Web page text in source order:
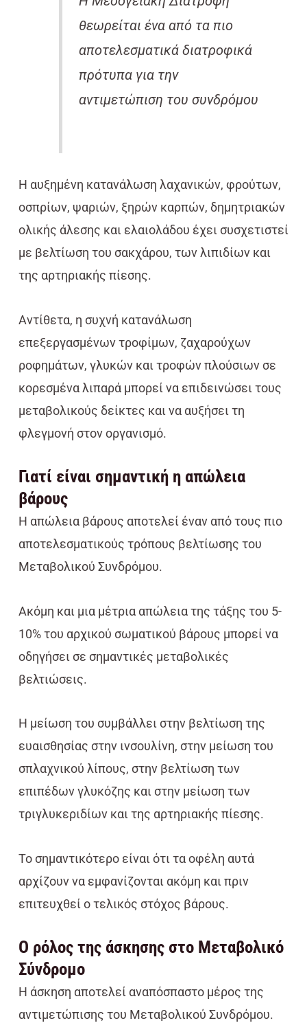
θεωρείται ένα από τα πιο
αποτελεσματικά διατροφικά
πρότυπα για την
αντιμετώπιση του συνδρόμου
Η αυξημένη κατανάλωση λαχανικών, φρούτων,
οσπρίων, ψαριών, ξηρών καρπών, δημητριακών
ολικής άλεσης και ελαιολάδου έχει συσχετιστεί
με βελτίωση του σακχάρου, των λιπιδίων και
της αρτηριακής πίεσης.
Αντίθετα, η συχνή κατανάλωση
επεξεργασμένων τροφίμων, ζαχαρούχων
ροφημάτων, γλυκών και τροφών πλούσιων σε
κορεσμένα λιπαρά μπορεί να επιδεινώσει τους
μεταβολικούς δείκτες και να αυξήσει τη
φλεγμονή στον οργανισμό.
Γιατί είναι σημαντική η απώλεια
βάρους
Η απώλεια βάρους αποτελεί έναν από τους πιο
αποτελεσματικούς τρόπους βελτίωσης του
Μεταβολικού Συνδρόμου.
Ακόμη και μια μέτρια απώλεια της τάξης του 5-
10% του αρχικού σωματικού βάρους μπορεί να
οδηγήσει σε σημαντικές μεταβολικές
βελτιώσεις.
Η μείωση του συμβάλλει στην βελτίωση της
ευαισθησίας στην ινσουλίνη, στην μείωση του
σπλαχνικού λίπους, στην βελτίωση των
επιπέδων γλυκόζης και στην μείωση των
τριγλυκεριδίων και της αρτηριακής πίεσης.
Το σημαντικότερο είναι ότι τα οφέλη αυτά
αρχίζουν να εμφανίζονται ακόμη και πριν
επιτευχθεί ο τελικός στόχος βάρους.
Ο ρόλος της άσκησης στο Μεταβολικό
Σύνδρομο
Η άσκηση αποτελεί αναπόσπαστο μέρος της
αντιμετώπισης του Μεταβολικού Συνδρόμου.